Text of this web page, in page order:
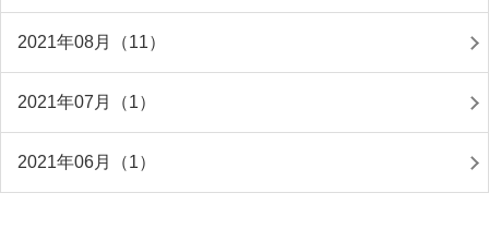
2021年08月（11）
2021年07月（1）
2021年06月（1）